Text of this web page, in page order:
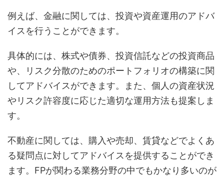
例えば、金融に関しては、投資や資産運用のアドバ
イスを行うことができます。
具体的には、株式や債券、投資信託などの投資商品
や、リスク分散のためのポートフォリオの構築に関
してアドバイスができます。また、個人の資産状況
やリスク許容度に応じた適切な運用方法も提案しま
す。
不動産に関しては、購入や売却、賃貸などでよくあ
る疑問点に対してアドバイスを提供することができ
ます。FPが関わる業務分野の中でもかなり多いのが